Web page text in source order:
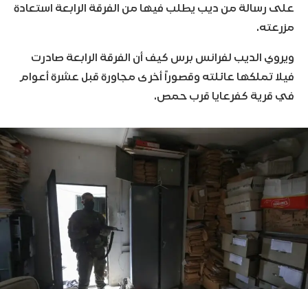
على رسالة من ديب يطلب فيها من الفرقة الرابعة استعادة
مزرعته.
ويروي الديب لفرانس برس كيف أن الفرقة الرابعة صادرت
فيلا تملكها عائلته وقصوراً أخرى مجاورة قبل عشرة أعوام
في قرية كفرعايا قرب حمص.